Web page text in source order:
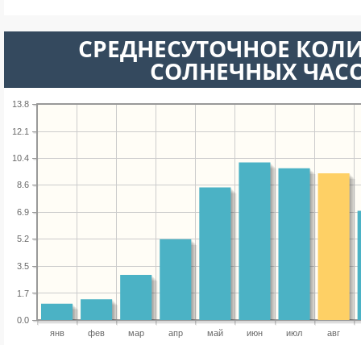
СРЕДНЕСУТОЧНОЕ
СОЛНЕЧНЫХ
янв фев мар апр май июн июл авг
0.0
1.7
3.5
5.2
6.9
8.6
10.4
12.1
13.8